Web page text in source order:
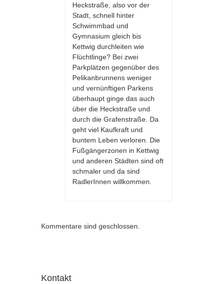
Heckstraße, also vor der
Stadt, schnell hinter
Schwimmbad und
Gymnasium gleich bis
Kettwig durchleiten wie
Flüchtlinge? Bei zwei
Parkplätzen gegenüber des
Pelikanbrunnens weniger
und vernünftigen Parkens
überhaupt ginge das auch
über die Heckstraße und
durch die Grafenstraße. Da
geht viel Kaufkraft und
buntem Leben verloren. Die
Fußgängerzonen in Kettwig
und anderen Städten sind oft
schmaler und da sind
RadlerInnen willkommen.
Kommentare sind geschlossen.
Kontakt